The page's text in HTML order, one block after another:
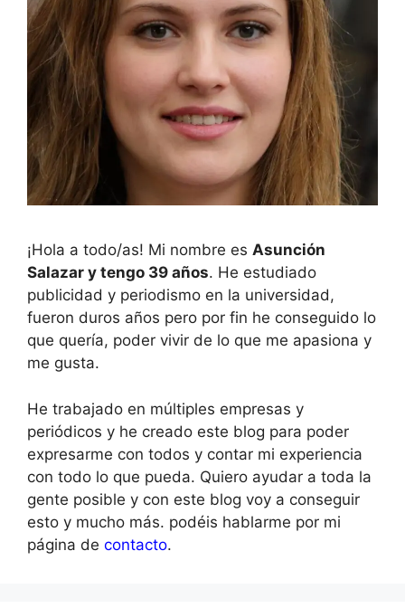
¡Hola a todo/as! Mi nombre es Asunción
Salazar y tengo 39 años. He estudiado
publicidad y periodismo en la universidad,
fueron duros años pero por fin he conseguido lo
que quería, poder vivir de lo que me apasiona y
me gusta.
He trabajado en múltiples empresas y
periódicos y he creado este blog para poder
expresarme con todos y contar mi experiencia
con todo lo que pueda. Quiero ayudar a toda la
gente posible y con este blog voy a conseguir
esto y mucho más. podéis hablarme por mi
página de contacto.